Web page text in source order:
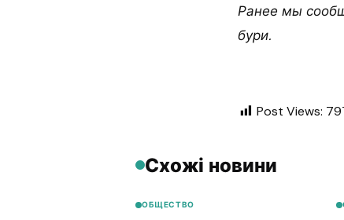
Ранее мы
бури.
Post Views:
Схожі новини
ОБЩЕСТВО